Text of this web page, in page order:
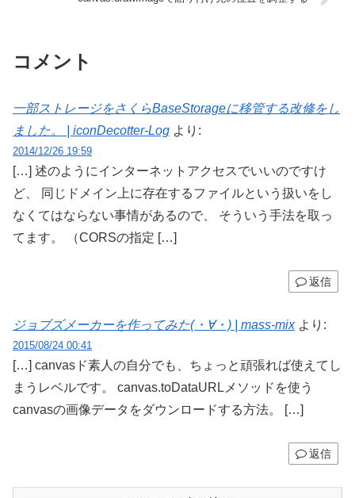
コメント
一部ストレージをさくらBaseStorageに移管する改修をし
ました。 | iconDecotter-Log より:
2014/12/26 19:59
[…] 述のようにインターネットアクセスでいいのですけ
ど、 同じドメイン上に存在するファイルという扱いをし
なくてはならない事情があるので、 そういう手法を取っ
てます。 （CORSの指定 […]
返信
ジョブズメーカーを作ってみた(・∀・) | mass-mix より:
2015/08/24 00:41
[…] canvasド素人の自分でも、ちょっと頑張れば使えてし
まうレベルです。 canvas.toDataURLメソッドを使う
canvasの画像データをダウンロードする方法。 […]
返信